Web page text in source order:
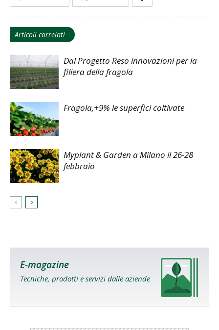
Articoli correlati
Dal Progetto Reso innovazioni per la
filiera della fragola
Fragola,+9% le superfici coltivate
Myplant & Garden a Milano il 26-28
febbraio
E-magazine
Tecniche, prodotti e servizi dalle aziende